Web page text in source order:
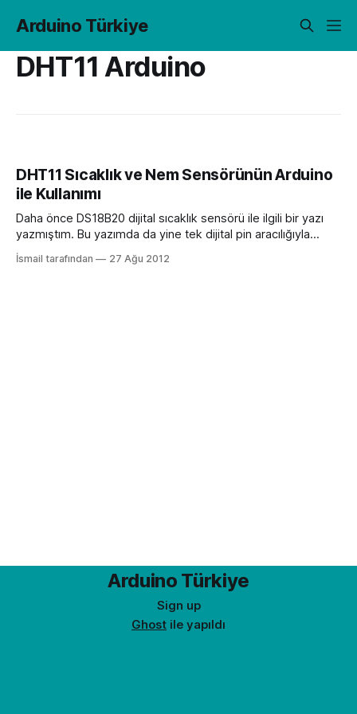
Arduino Türkiye
DHT11 Arduino
DHT11 Sıcaklık ve Nem Sensörünün Arduino
ile Kullanımı
Daha önce DS18B20 dijital sıcaklık sensörü ile ilgili bir yazı
yazmıştım. Bu yazımda da yine tek dijital pin aracılığıyla
sıcaklık ve nem verileri sağlayan, ucuz, nispeten hassiyeti az
olan DHT11 dijital sıcaklık ve nem sensöründen bahsetmeye
İsmail tarafından 27 Ağu 2012
Arduino Türkiye
Sign up
Ghost ile yapıldı